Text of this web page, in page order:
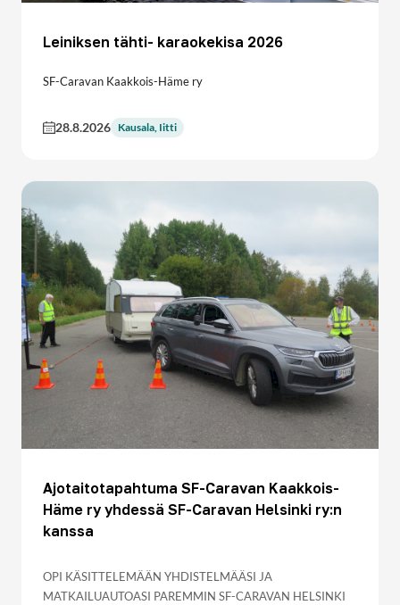
Leiniksen tähti- karaokekisa 2026
SF-Caravan Kaakkois-Häme ry
28.8.2026 Kausala, Iitti
Ajotaitotapahtuma SF-Caravan Kaakkois-
Häme ry yhdessä SF-Caravan Helsinki ry:n
kanssa
OPI KÄSITTELEMÄÄN YHDISTELMÄÄSI JA
MATKAILUAUTOASI PAREMMIN SF-CARAVAN HELSINKI